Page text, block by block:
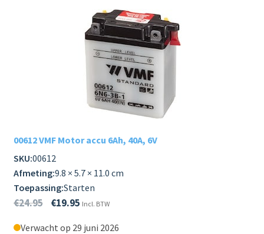
00612 VMF Motor accu 6Ah, 40A, 6V
SKU:00612
Afmeting:9.8 × 5.7 × 11.0 cm
Toepassing:Starten
€24.95 €19.95 Incl. BTW
Verwacht op 29 juni 2026